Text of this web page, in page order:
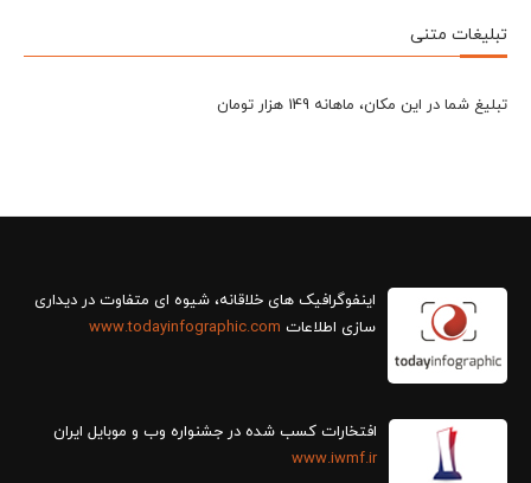
تبلیغات متنی
تبلیغ شما در این مکان، ماهانه 149 هزار تومان
سازی اطلاعات www.todayinfographic.com
افتخارات کسب شده در جشنواره وب و موبایل ایران
www.iwmf.ir